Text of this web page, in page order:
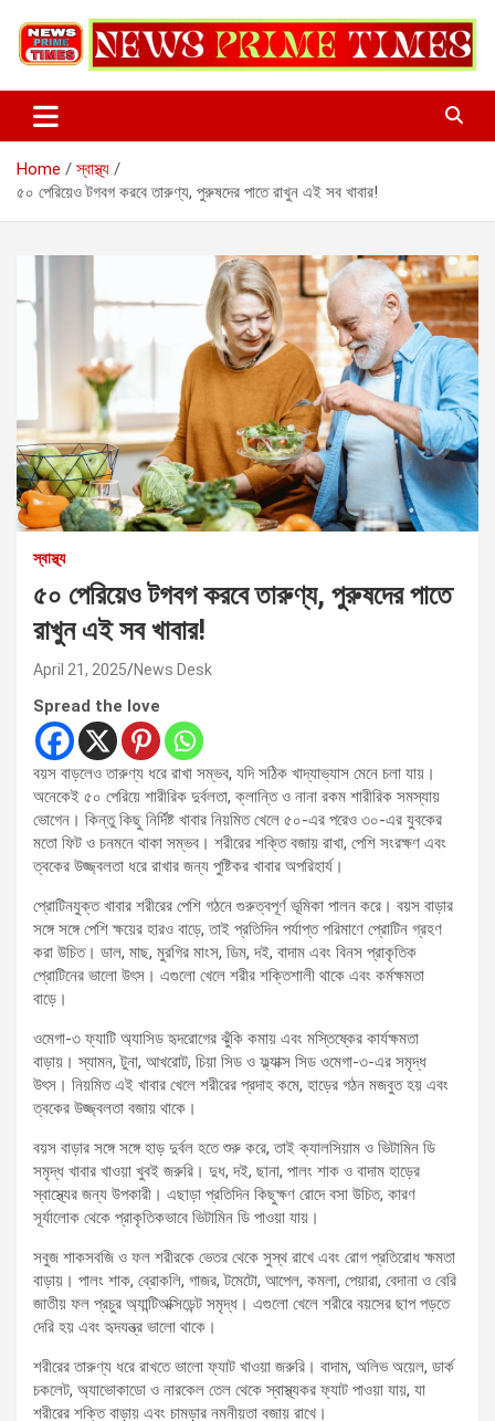
content
Home
স্বাস্থ্য
৫০ পেরিয়েও টগবগ করবে তারুণ্য, পুরুষদের পাতে রাখুন এই সব খাবার!
স্বাস্থ্য
৫০ পেরিয়েও টগবগ করবে তারুণ্য, পুরুষদের পাতে
রাখুন এই সব খাবার!
April 21, 2025 News Desk
Spread the love
বয়স বাড়লেও তারুণ্য ধরে রাখা সম্ভব, যদি সঠিক খাদ্যাভ্যাস মেনে চলা যায়।
অনেকেই ৫০ পেরিয়ে শারীরিক দুর্বলতা, ক্লান্তি ও নানা রকম শারীরিক সমস্যায়
ভোগেন। কিন্তু কিছু নির্দিষ্ট খাবার নিয়মিত খেলে ৫০-এর পরেও ৩০-এর যুবকের
মতো ফিট ও চনমনে থাকা সম্ভব। শরীরের শক্তি বজায় রাখা, পেশি সংরক্ষণ এবং
ত্বকের উজ্জ্বলতা ধরে রাখার জন্য পুষ্টিকর খাবার অপরিহার্য।
প্রোটিনযুক্ত খাবার শরীরের পেশি গঠনে গুরুত্বপূর্ণ ভূমিকা পালন করে। বয়স বাড়ার
সঙ্গে সঙ্গে পেশি ক্ষয়ের হারও বাড়ে, তাই প্রতিদিন পর্যাপ্ত পরিমাণে প্রোটিন গ্রহণ
করা উচিত। ডাল, মাছ, মুরগির মাংস, ডিম, দই, বাদাম এবং বিনস প্রাকৃতিক
প্রোটিনের ভালো উৎস। এগুলো খেলে শরীর শক্তিশালী থাকে এবং কর্মক্ষমতা
বাড়ে।
ওমেগা-৩ ফ্যাটি অ্যাসিড হৃদরোগের ঝুঁকি কমায় এবং মস্তিষ্কের কার্যক্ষমতা
বাড়ায়। স্যামন, টুনা, আখরোট, চিয়া সিড ও ফ্ল্যাক্স সিড ওমেগা-৩-এর সমৃদ্ধ
উৎস। নিয়মিত এই খাবার খেলে শরীরের প্রদাহ কমে, হাড়ের গঠন মজবুত হয় এবং
ত্বকের উজ্জ্বলতা বজায় থাকে।
বয়স বাড়ার সঙ্গে সঙ্গে হাড় দুর্বল হতে শুরু করে, তাই ক্যালসিয়াম ও ভিটামিন ডি
সমৃদ্ধ খাবার খাওয়া খুবই জরুরি। দুধ, দই, ছানা, পালং শাক ও বাদাম হাড়ের
স্বাস্থ্যের জন্য উপকারী। এছাড়া প্রতিদিন কিছুক্ষণ রোদে বসা উচিত, কারণ
সূর্যালোক থেকে প্রাকৃতিকভাবে ভিটামিন ডি পাওয়া যায়।
সবুজ শাকসবজি ও ফল শরীরকে ভেতর থেকে সুস্থ রাখে এবং রোগ প্রতিরোধ ক্ষমতা
বাড়ায়। পালং শাক, ব্রোকলি, গাজর, টমেটো, আপেল, কমলা, পেয়ারা, বেদানা ও বেরি
জাতীয় ফল প্রচুর অ্যান্টিঅক্সিডেন্ট সমৃদ্ধ। এগুলো খেলে শরীরে বয়সের ছাপ পড়তে
দেরি হয় এবং হৃদযন্ত্র ভালো থাকে।
শরীরের তারুণ্য ধরে রাখতে ভালো ফ্যাট খাওয়া জরুরি। বাদাম, অলিভ অয়েল, ডার্ক
চকলেট, অ্যাভোকাডো ও নারকেল তেল থেকে স্বাস্থ্যকর ফ্যাট পাওয়া যায়, যা
শরীরের শক্তি বাড়ায় এবং চামড়ার নমনীয়তা বজায় রাখে।